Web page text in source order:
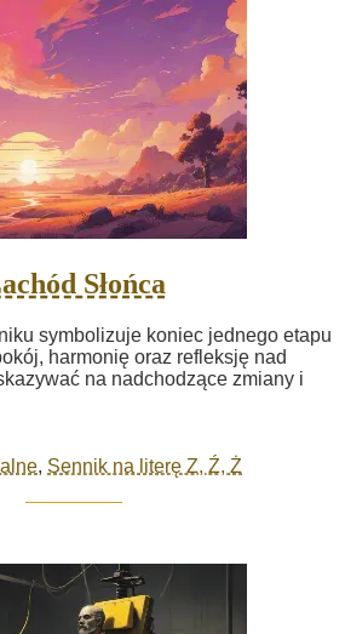
Słońca
symbolizuje koniec jednego etapu
harmonię oraz refleksję nad
na nadchodzące zmiany i
, Sennik na literę Z, Ź, Ż